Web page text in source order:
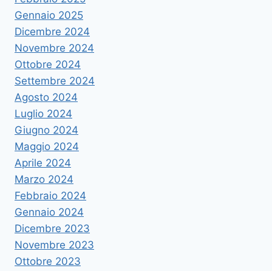
Gennaio 2025
Dicembre 2024
Novembre 2024
Ottobre 2024
Settembre 2024
Agosto 2024
Luglio 2024
Giugno 2024
Maggio 2024
Aprile 2024
Marzo 2024
Febbraio 2024
Gennaio 2024
Dicembre 2023
Novembre 2023
Ottobre 2023